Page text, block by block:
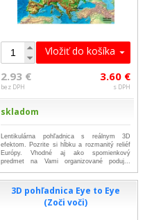
Vložiť do košíka
2.93 €
bez DPH
3.60 €
s DPH
skladom
Lentikulárna pohľadnica s reálnym 3D
efektom. Pozrite si hĺbku a rozmanitý reliéf
Európy. Vhodné aj ako spomienkový
predmet na Vami organizované poduj...
3D pohľadnica Eye to Eye
(Zoči voči)